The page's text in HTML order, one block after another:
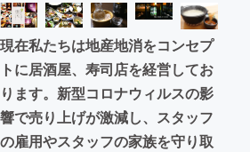
ビジネス・起業
まちづくり・地域活性化
CAMPFIRE for Social Good
現在私たちは地産地消をコンセプ
トに居酒屋、寿司店を経営してお
ります。新型コロナウィルスの影
響で売り上げが激減し、スタッフ
の雇用やスタッフの家族を守り取